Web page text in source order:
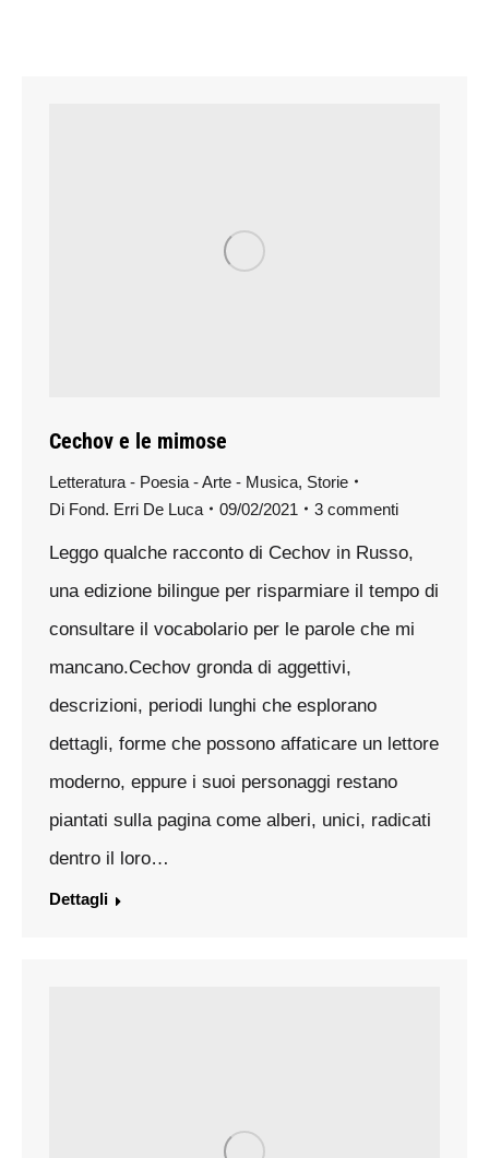
Cechov e le mimose
Letteratura - Poesia - Arte - Musica, Storie
Di Fond. Erri De Luca 09/02/2021 3 commenti
Leggo qualche racconto di Cechov in Russo,
una edizione bilingue per risparmiare il tempo di
consultare il vocabolario per le parole che mi
mancano.Cechov gronda di aggettivi,
descrizioni, periodi lunghi che esplorano
dettagli, forme che possono affaticare un lettore
moderno, eppure i suoi personaggi restano
piantati sulla pagina come alberi, unici, radicati
dentro il loro…
Dettagli